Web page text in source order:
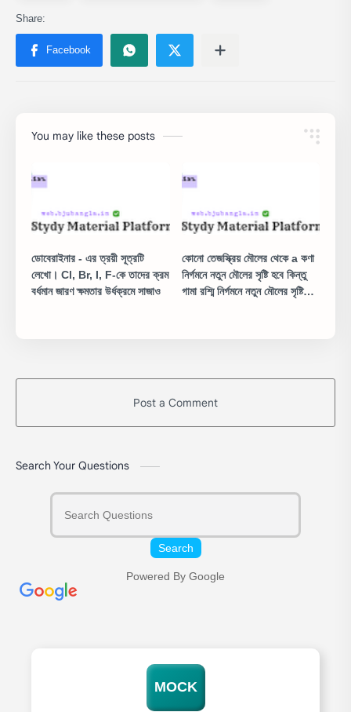
You may like these posts
ডোবেরাইনার - এর ত্রয়ী সূত্রটি
লেখো। Cl, Br, I, F-কে তাদের ক্রম
বর্ধমান জারণ ক্ষমতার উর্ধক্রমে সাজাও
কোনো তেজস্ক্রিয় মৌলের থেকে a কণা
নির্গমনে নতুন মৌলের সৃষ্টি হবে কিন্তু
গামা রশ্মি নির্গমনে নতুন মৌলের সৃষ্টি
Post a Comment
Search Your Questions
Search
Powered By Google
MOCK